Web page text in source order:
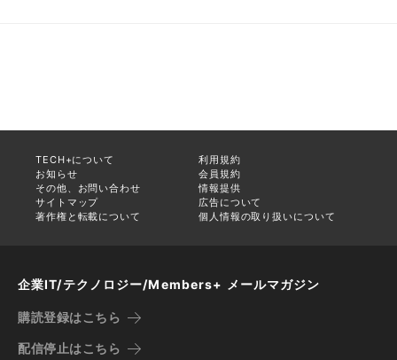
TECH+について
利用規約
お知らせ
会員規約
その他、お問い合わせ
情報提供
サイトマップ
広告について
著作権と転載について
個人情報の取り扱いについて
企業IT/テクノロジー/Members+ メールマガジン
購読登録はこちら
配信停止はこちら